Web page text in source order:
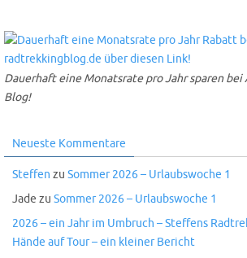
Dauerhaft eine Monatsrate pro Jahr sparen bei
Blog!
Neueste Kommentare
Steffen zu Sommer 2026 – Urlaubswoche 1
Jade zu Sommer 2026 – Urlaubswoche 1
2026 – ein Jahr im Umbruch – Steffens
Hände auf Tour – ein kleiner Bericht